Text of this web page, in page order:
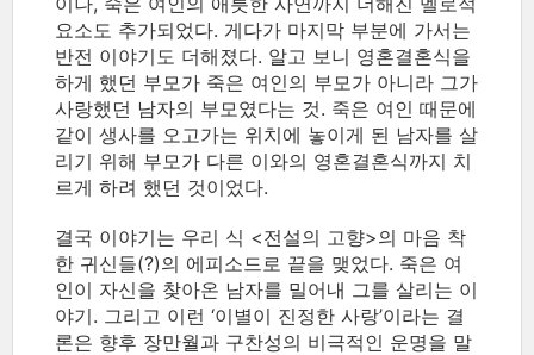
요소도 추가되었다. 게다가 마지막 부분에 가서는
반전 이야기도 더해졌다. 알고 보니 영혼결혼식을
하게 했던 부모가 죽은 여인의 부모가 아니라 그가
사랑했던 남자의 부모였다는 것. 죽은 여인 때문에
같이 생사를 오고가는 위치에 놓이게 된 남자를 살
리기 위해 부모가 다른 이와의 영혼결혼식까지 치
르게 하려 했던 것이었다.
결국 이야기는 우리 식 <전설의 고향>의 마음 착
한 귀신들(?)의 에피소드로 끝을 맺었다. 죽은 여
인이 자신을 찾아온 남자를 밀어내 그를 살리는 이
야기. 그리고 이런 ‘이별이 진정한 사랑’이라는 결
론은 향후 장만월과 구찬성의 비극적인 운명을 말